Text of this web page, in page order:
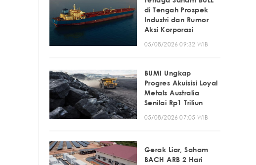
di Tengah Prospek
Industri dan Rumor
Aksi Korporasi
05/08/2026 09:32 WIB
BUMI Ungkap
Progres Akuisisi Loyal
Metals Australia
Senilai Rp1 Triliun
05/08/2026 07:05 WIB
Gerak Liar, Saham
BACH ARB 2 Hari